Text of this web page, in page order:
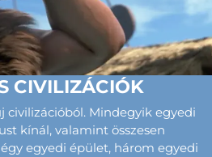
CIVILIZÁCIÓK
civilizációból. Mindegyik egyedi
kínál, valamint összesen
egyedi épület, három egyedi